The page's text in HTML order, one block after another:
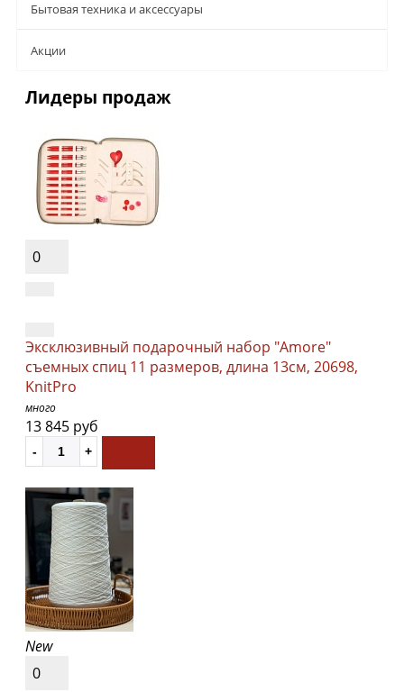
Бытовая техника и аксессуары
Aкции
Лидеры продаж
0
Эксклюзивный подарочный набор "Amore"
съемных спиц 11 размеров, длина 13см, 20698,
KnitPro
много
13 845 руб
New
0